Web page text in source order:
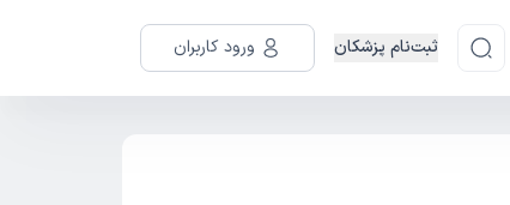
ثبت‌نام پزشکان ورود کاربران